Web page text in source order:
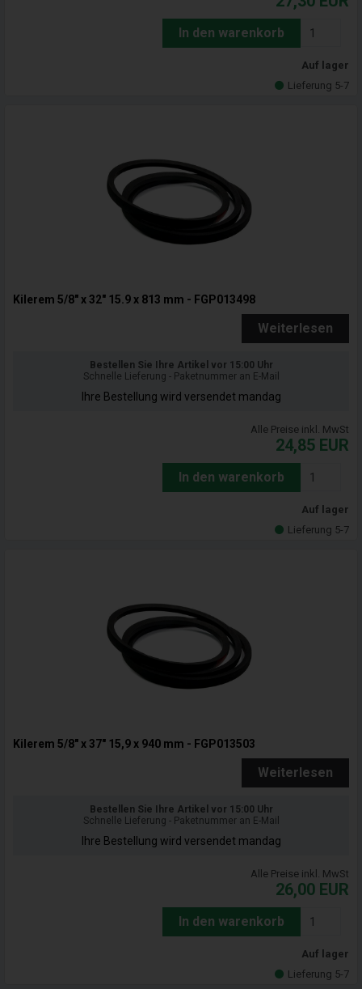
In den warenkorb
Auf lager
Lieferung 5-7
Kilerem 5/8" x 32" 15.9 x 813 mm - FGP013498
Weiterlesen
Bestellen Sie Ihre Artikel vor 15:00 Uhr
Schnelle Lieferung - Paketnummer an E-Mail
Ihre Bestellung wird versendet mandag
Alle Preise inkl. MwSt
24,85 EUR
In den warenkorb
Auf lager
Lieferung 5-7
Kilerem 5/8" x 37" 15,9 x 940 mm - FGP013503
Weiterlesen
Bestellen Sie Ihre Artikel vor 15:00 Uhr
Schnelle Lieferung - Paketnummer an E-Mail
Ihre Bestellung wird versendet mandag
Alle Preise inkl. MwSt
26,00 EUR
In den warenkorb
Auf lager
Lieferung 5-7